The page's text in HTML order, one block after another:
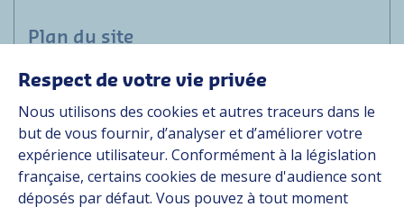
Plan du site
Applications
Solutions
Ressources
À propos
Carrière
Respect de votre vie privée
Nous utilisons des cookies et autres traceurs dans le
but de vous fournir, d’analyser et d’améliorer votre
expérience utilisateur. Conformément à la législation
française, certains cookies de mesure d'audience sont
déposés par défaut. Vous pouvez à tout moment